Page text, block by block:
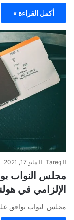
أكمل القراءة »
Tareq مايو 17, 2021
مجلس النواب
الإلزامي في
مجلس النواب يوافق